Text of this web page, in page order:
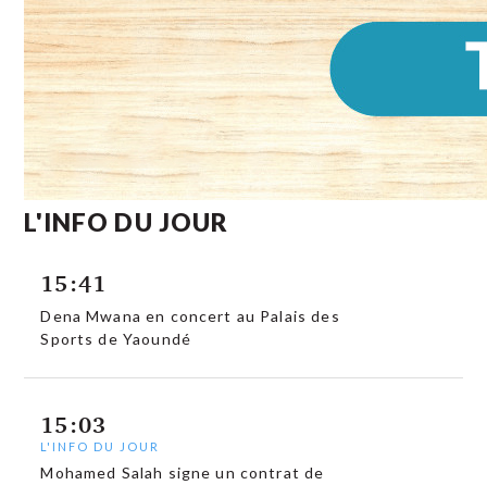
L'INFO DU JOUR
15:41
Dena Mwana en concert au Palais des
Sports de Yaoundé
15:03
L'INFO DU JOUR
Mohamed Salah signe un contrat de